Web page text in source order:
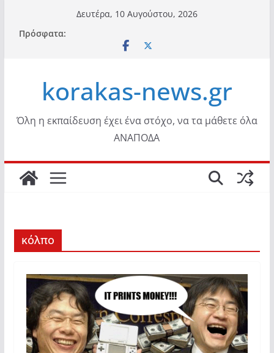
περιεχόμενο
Δευτέρα, 10 Αυγούστου, 2026
Πρόσφατα:
korakas-news.gr
Όλη η εκπαίδευση έχει ένα στόχο, να τα μάθετε όλα
ΑΝΑΠΟΔΑ
κόλπο